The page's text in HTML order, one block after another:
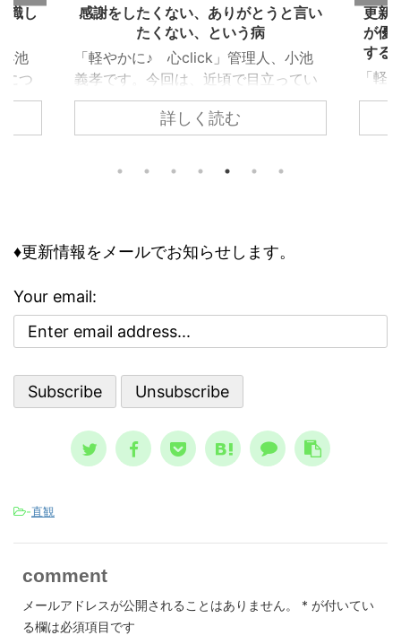
識し
池
につ
発的
場
す。
適正
と、
感謝をしたくない、ありがとうと言い
たくない、という病
「軽やかに♪ 心click」管理人、小池
義孝です。今回は、近頃で目立ってい
る「感謝を否定する」意見について、
その根本的な誤りを指摘します。 確
ません。しかし感謝の拒絶は、人間社
イ事ではなく助け合い 人間はなぜ、
は簡単で、助け合うためです。 これ
はキレイ事ではなく、むしろ社会の本
質です。人が一人で生き抜いていくの
詳しく読む
更新
が優
する
「軽
義孝
うし
新情
♦更新情報をメールでお知らせします。
Your email:
-直観
comment
メールアドレスが公開されることはありません。 * が付いてい
る欄は必須項目です